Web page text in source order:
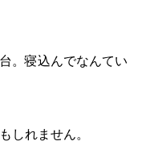
。寝込んでなんてい
しれません。